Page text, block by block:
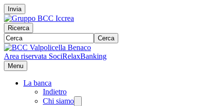
Invia
Ricerca
Cerca
Area riservata SociRelaxBanking
Menu
La banca
Indietro
Chi siamo